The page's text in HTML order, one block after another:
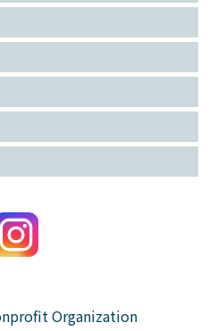
Organization